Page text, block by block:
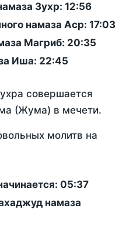
Зухр: 12:56
намаза Аср: 17:03
Магриб: 20:35
Иша: 22:45
совершается
(Жума) в мечети.
молитв на
05:37
намаза